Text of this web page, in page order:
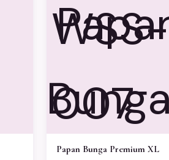
WSS-
007
Papan Bunga Premium XL